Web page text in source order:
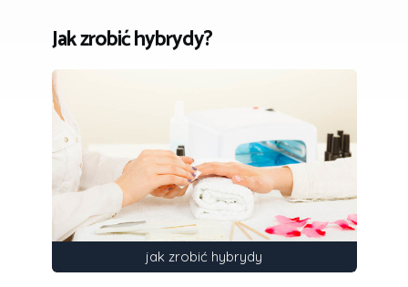
Jak zrobić hybrydy?
jak zrobić hybrydy